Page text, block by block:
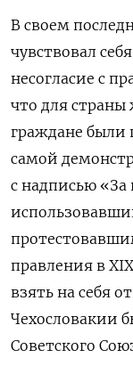
В своем
чувствовал
несогласие с
что для
граждане
самой
с надписью
правления в
взять на себя
Чехословакии
Советского